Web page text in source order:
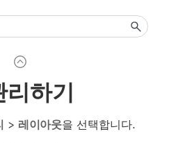
리하기
> 레이아웃을 선택합니다.